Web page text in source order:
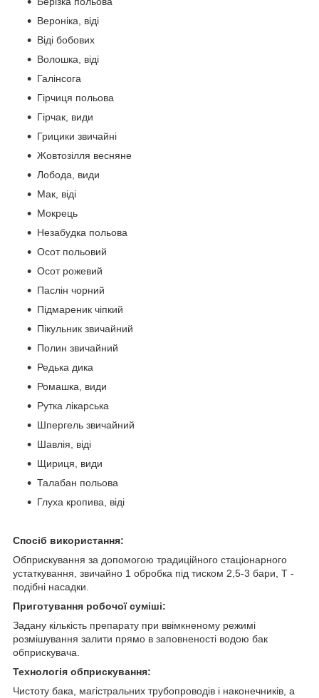
Вероніка, віді
Віді бобових
Волошка, віді
Галінсога
Гірчиця польова
Гірчак, види
Грицики звичайні
Жовтозілля весняне
Лобода, види
Мак, віді
Мокрець
Незабудка польова
Осот польовий
Осот рожевий
Паслін чорний
Підмареник чіпкий
Пікульник звичайний
Полин звичайний
Редька дика
Ромашка, види
Рутка лікарська
Шпергель звичайний
Шавлія, віді
Щириця, види
Талабан польова
Глуха кропива, віді
Спосіб використання:
Обприскування за допомогою традиційного стаціонарного
устаткування, звичайно 1 обробка під тиском 2,5-3 бари, Т -
подібні насадки.
Приготування робочої суміші:
Задану кількість препарату при ввімкненому режимі
розмішування залити прямо в заповненості водою бак
обприскувача.
Технологія обприскування:
Чистоту бака, магістральних трубопроводів і наконечників, а